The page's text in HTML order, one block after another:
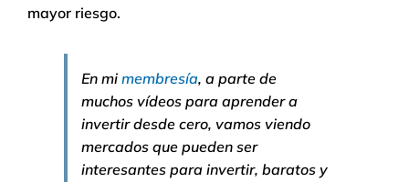
mayor riesgo.
En mi membresía, a parte de
muchos vídeos para aprender a
invertir desde cero, vamos viendo
mercados que pueden ser
interesantes para invertir, baratos y